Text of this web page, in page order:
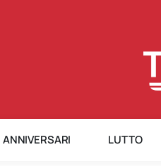
ANNIVERSARI LUTTO